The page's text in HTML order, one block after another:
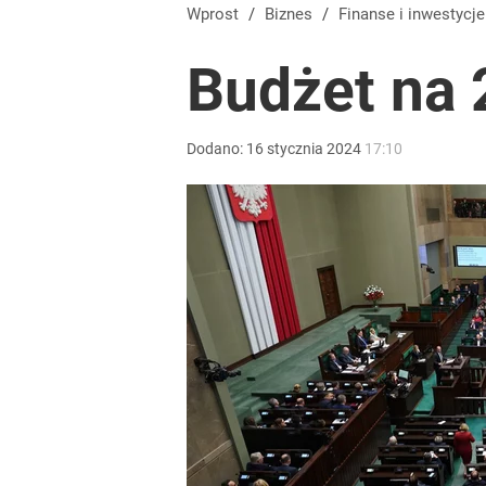
Prawdziwa wartość różnorodności
Farmacja: wzrost pod presją. co czeka branżę do
Gen. Pawlikowski: Przywiozłem cenną lekcję z
Wprost / Biznes / Finanse i inwestycje
Budżet na
Dodano: 16 stycznia 2024 17:10